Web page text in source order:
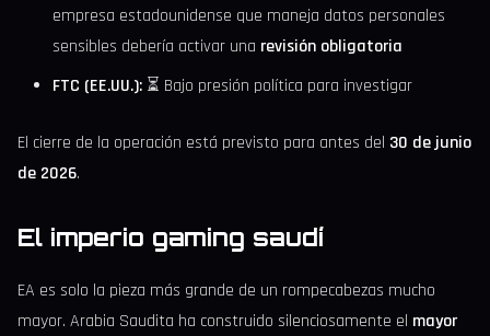
empresa estadounidense que maneja datos personales
sensibles debería activar una revisión obligatoria
FTC (EE.UU.): ⏳ Bajo presión política para investigar
El cierre de la operación está previsto para antes del 30 de junio
de 2026.
El imperio gaming saudí
EA es solo la pieza más grande de un rompecabezas mucho
mayor. Arabia Saudita ha construido silenciosamente el mayor